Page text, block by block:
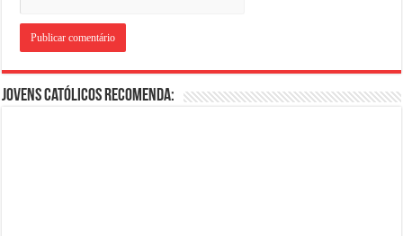
Jovens Católicos Recomenda: